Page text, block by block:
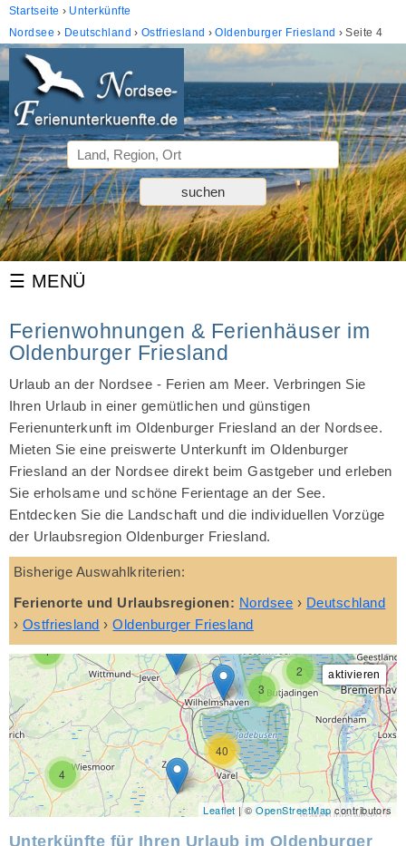
Startseite
Unterkünfte
Nordsee
Deutschland Ostfriesland Oldenburger Friesland Seite 4
Ferienwohnungen & Ferienhäuser im
Oldenburger Friesland
Urlaub an der Nordsee - Ferien am Meer. Verbringen Sie
Ihren Urlaub in einer gemütlichen und günstigen
Ferienunterkunft im Oldenburger Friesland an der Nordsee.
Mieten Sie eine preiswerte Unterkunft im Oldenburger
Friesland an der Nordsee direkt beim Gastgeber und erleben
Sie erholsame und schöne Ferientage an der See.
Entdecken Sie die Landschaft und die individuellen Vorzüge
der Urlaubsregion Oldenburger Friesland.
Bisherige Auswahlkriterien:
Ferienorte und Urlaubsregionen: Nordsee › Deutschland
› Ostfriesland ›Oldenburger Friesland
2
3
40
4
4
Leaflet | ©OpenStreetMapcontributors
Unterkünfte für Ihren Urlaub im Oldenburger